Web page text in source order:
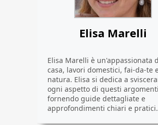
Elisa Marelli
Elisa Marelli è un'appassionata
casa, lavori domestici, fai-da-te
natura. Elisa si dedica a
ogni aspetto di questi
fornendo guide dettagliate e
approfondimenti chiari e pratici.